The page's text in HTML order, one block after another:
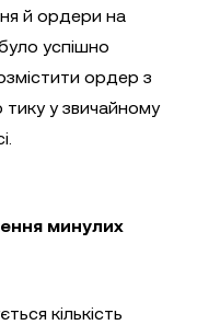
й ордери на
успішно
ордер з
у звичайному
минулих
кількість